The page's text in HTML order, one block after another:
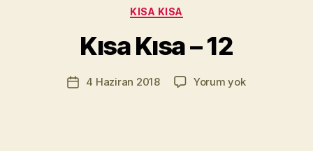
Kategoriler
KISA KISA
Kısa Kısa – 12
Yazının
yazarı
u
a
Yazı4 Haziran 2018 Yorum yokKısa